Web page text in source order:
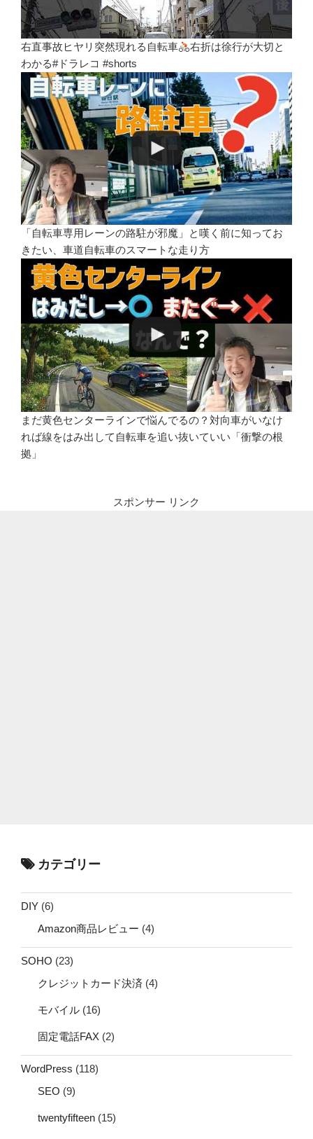
右直事故ヒヤリ突然現れる自転車
右折は徐行が大切と
わかる#ドラレコ #shorts
「自転車専用レーンの路駐が邪魔」と嘆く前に知ってお
きたい、車道自転車のスマートな走り方
まだ黄色センターラインで悩んでるの？対向車がいなけ
れば線をはみ出して自転車を追い抜いていい「衝撃の根
拠」
スポンサー リンク
カテゴリー
DIY (6)
Amazon商品レビュー (4)
SOHO (23)
クレジットカード決済 (4)
モバイル (16)
固定電話FAX (2)
WordPress (118)
SEO (9)
twentyfifteen (15)